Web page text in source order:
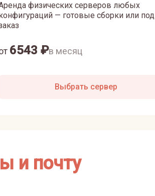
физических серверов любых
— готовые сборки или под
6543 ₽в месяц
Выбрать сервер
и почту